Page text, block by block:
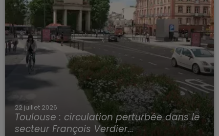
22 juillet 2026
Toulouse : circulation perturbée dans le
secteur François Verdier...